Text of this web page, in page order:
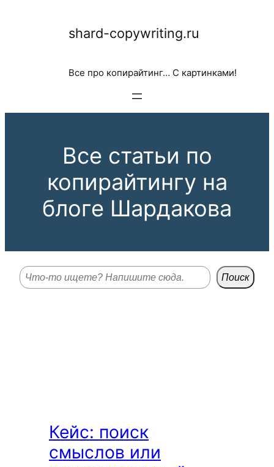
shard-copywriting.ru
Все про копирайтинг… С картинками!
Все статьи по
копирайтингу на
блоге Шардакова
Поиск Поиск
Кейс: поиск
смыслов или